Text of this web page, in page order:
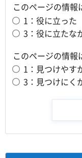
このページの情報
1：役に立った
3：役に立たな
このページの情報
1：見つけやす
3：見つけにく